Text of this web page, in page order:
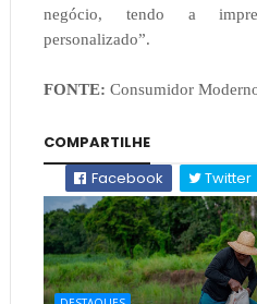
negócio, tendo a
personalizado”.
FONTE: Consumidor
COMPARTILHE
Facebook
Twitter